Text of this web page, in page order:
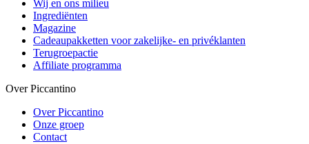
Wij en ons milieu
Ingrediënten
Magazine
Cadeaupakketten voor zakelijke- en privéklanten
Terugroepactie
Affiliate programma
Over Piccantino
Over Piccantino
Onze groep
Contact